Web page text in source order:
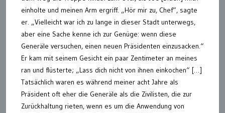
einholte und meinen Arm ergriff. „Hör mir zu, Chef“, sagte
er. „Vielleicht war ich zu lange in dieser Stadt unterwegs,
aber eine Sache kenne ich zur Genüge: wenn diese
Generäle versuchen, einen neuen Präsidenten einzusacken.“
Er kam mit seinem Gesicht ein paar Zentimeter an meines
ran und flüsterte; „Lass dich nicht von ihnen einkochen“ […]
Tatsächlich waren es während meiner acht Jahre als
Präsident oft eher die Generäle als die Zivilisten, die zur
Zurückhaltung rieten, wenn es um die Anwendung von